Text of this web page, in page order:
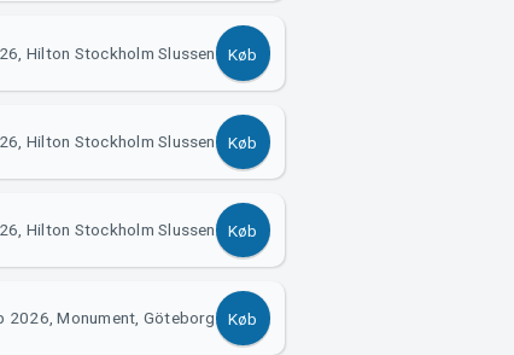
Hilton Stockholm Slussen Køb
Hilton Stockholm Slussen Køb
Hilton Stockholm Slussen Køb
2026, Monument, Göteborg Køb